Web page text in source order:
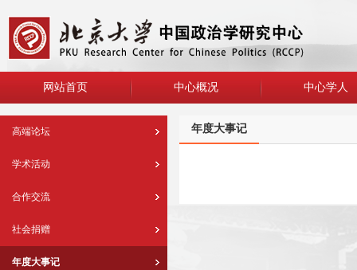
网站首页 中心概况 中心学人
高端论坛
学术活动
合作交流
社会捐赠
年度大事记
年度大事记